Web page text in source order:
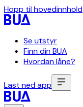
Hopp til hovedinnhold
Se utstyr
Finn din BUA
Hvordan låne?
Last ned app